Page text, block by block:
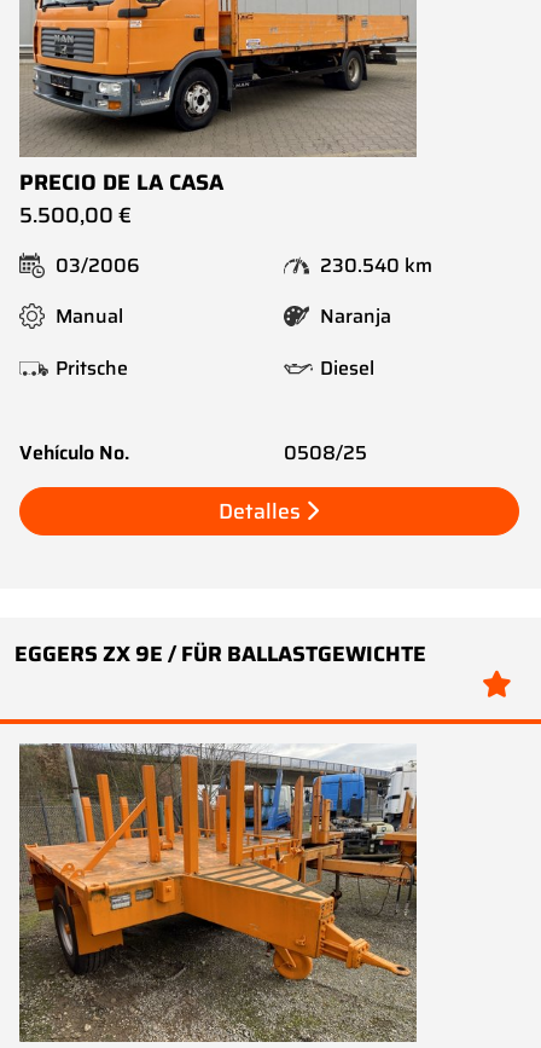
PRECIO DE LA CASA
5.500,00 €
03/2006
230.540 km
Manual
Naranja
Pritsche
Diesel
Vehículo No. 0508/25
Detalles
EGGERS ZX 9E / FÜR BALLASTGEWICHTE